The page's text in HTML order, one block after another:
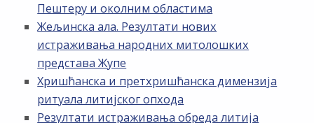
Пештеру и околним областима
Жељинска ала. Резултати нових
истраживања народних митолошких
представа Жупе
Хришћанска и претхришћанска димензија
ритуала литијског опхода
Резултати истраживања обреда литија